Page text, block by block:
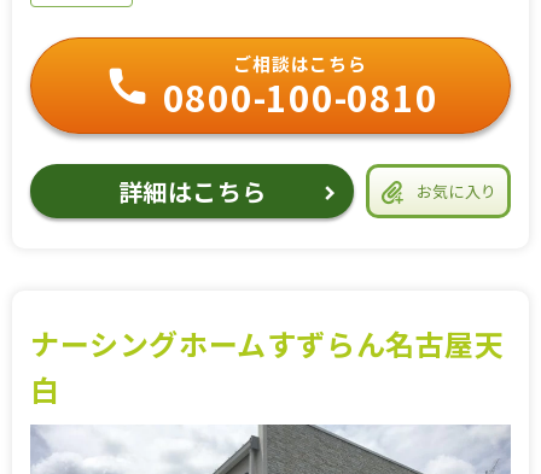
お気に入り
ご相談はこちら
0800-100-0810
詳細はこちら
ナーシングホームすずらん名古屋天
白